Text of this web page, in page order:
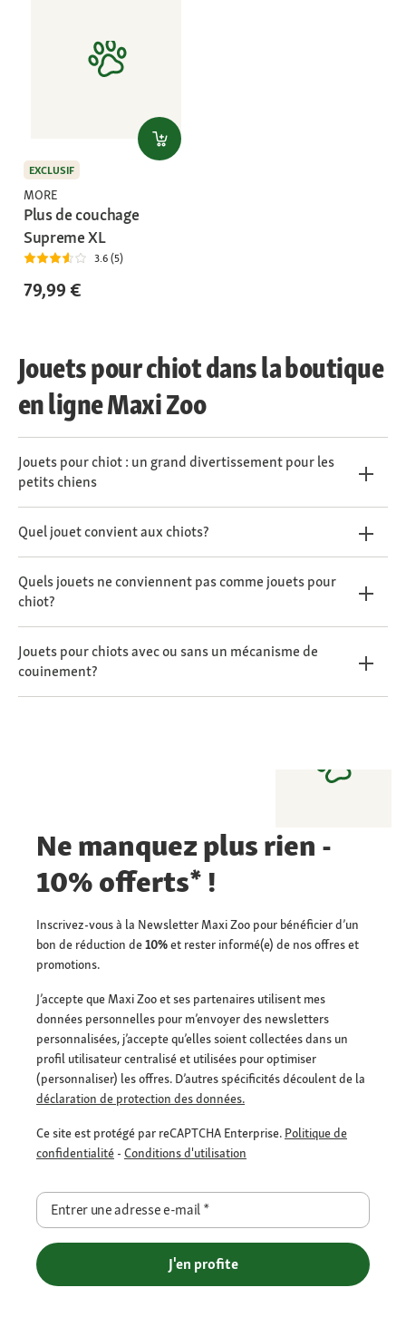
EXCLUSIF
MORE
Plus de couchage
Supreme XL
3.6 (5)
79,99 €
Jouets pour chiot dans la boutique
en ligne Maxi Zoo
Jouets pour chiot : un grand divertissement pour les
petits chiens
Quel jouet convient aux chiots?
Quels jouets ne conviennent pas comme jouets pour
chiot?
Jouets pour chiots avec ou sans un mécanisme de
couinement?
Ne manquez plus rien -
10% offerts* !
Inscrivez-vous à la Newsletter Maxi Zoo pour bénéficier d’un
bon de réduction de10%et rester informé(e) de nos offres et
promotions.
J’accepte que Maxi Zoo et ses partenaires utilisent mes
données personnelles pour m’envoyer des newsletters
personnalisées, j’accepte qu’elles soient collectées dans un
profil utilisateur centralisé et utilisées pour optimiser
(personnaliser) les offres. D’autres spécificités découlent de la
déclaration de protection des données.
Ce site est protégé par reCAPTCHA Enterprise. Politique de
confidentialité - Conditions d'utilisation
Entrer une adresse e-mail*
J'en profite